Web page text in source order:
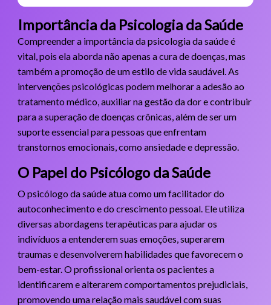
Importância da Psicologia da Saúde
Compreender a importância da psicologia da saúde é
vital, pois ela aborda não apenas a cura de doenças, mas
também a promoção de um estilo de vida saudável. As
intervenções psicológicas podem melhorar a adesão ao
tratamento médico, auxiliar na gestão da dor e contribuir
para a superação de doenças crônicas, além de ser um
suporte essencial para pessoas que enfrentam
transtornos emocionais, como ansiedade e depressão.
O Papel do Psicólogo da Saúde
O psicólogo da saúde atua como um facilitador do
autoconhecimento e do crescimento pessoal. Ele utiliza
diversas abordagens terapêuticas para ajudar os
indivíduos a entenderem suas emoções, superarem
traumas e desenvolverem habilidades que favorecem o
bem-estar. O profissional orienta os pacientes a
identificarem e alterarem comportamentos prejudiciais,
promovendo uma relação mais saudável com suas